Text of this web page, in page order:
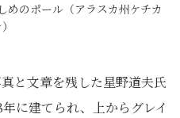
めのポール（アラスカ州ケチカ
と文章を残した星野道夫氏
に建てられ、上からグレイ